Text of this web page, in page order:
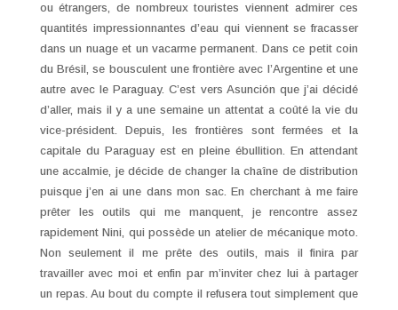
ou étrangers, de nombreux touristes viennent admirer ces
quantités impressionnantes d’eau qui viennent se fracasser
dans un nuage et un vacarme permanent. Dans ce petit coin
du Brésil, se bousculent une frontière avec l’Argentine et une
autre avec le Paraguay. C’est vers Asunción que j’ai décidé
d’aller, mais il y a une semaine un attentat a coûté la vie du
vice-président. Depuis, les frontières sont fermées et la
capitale du Paraguay est en pleine ébullition. En attendant
une accalmie, je décide de changer la chaîne de distribution
puisque j’en ai une dans mon sac. En cherchant à me faire
prêter les outils qui me manquent, je rencontre assez
rapidement Nini, qui possède un atelier de mécanique moto.
Non seulement il me prête des outils, mais il finira par
travailler avec moi et enfin par m’inviter chez lui à partager
un repas. Au bout du compte il refusera tout simplement que